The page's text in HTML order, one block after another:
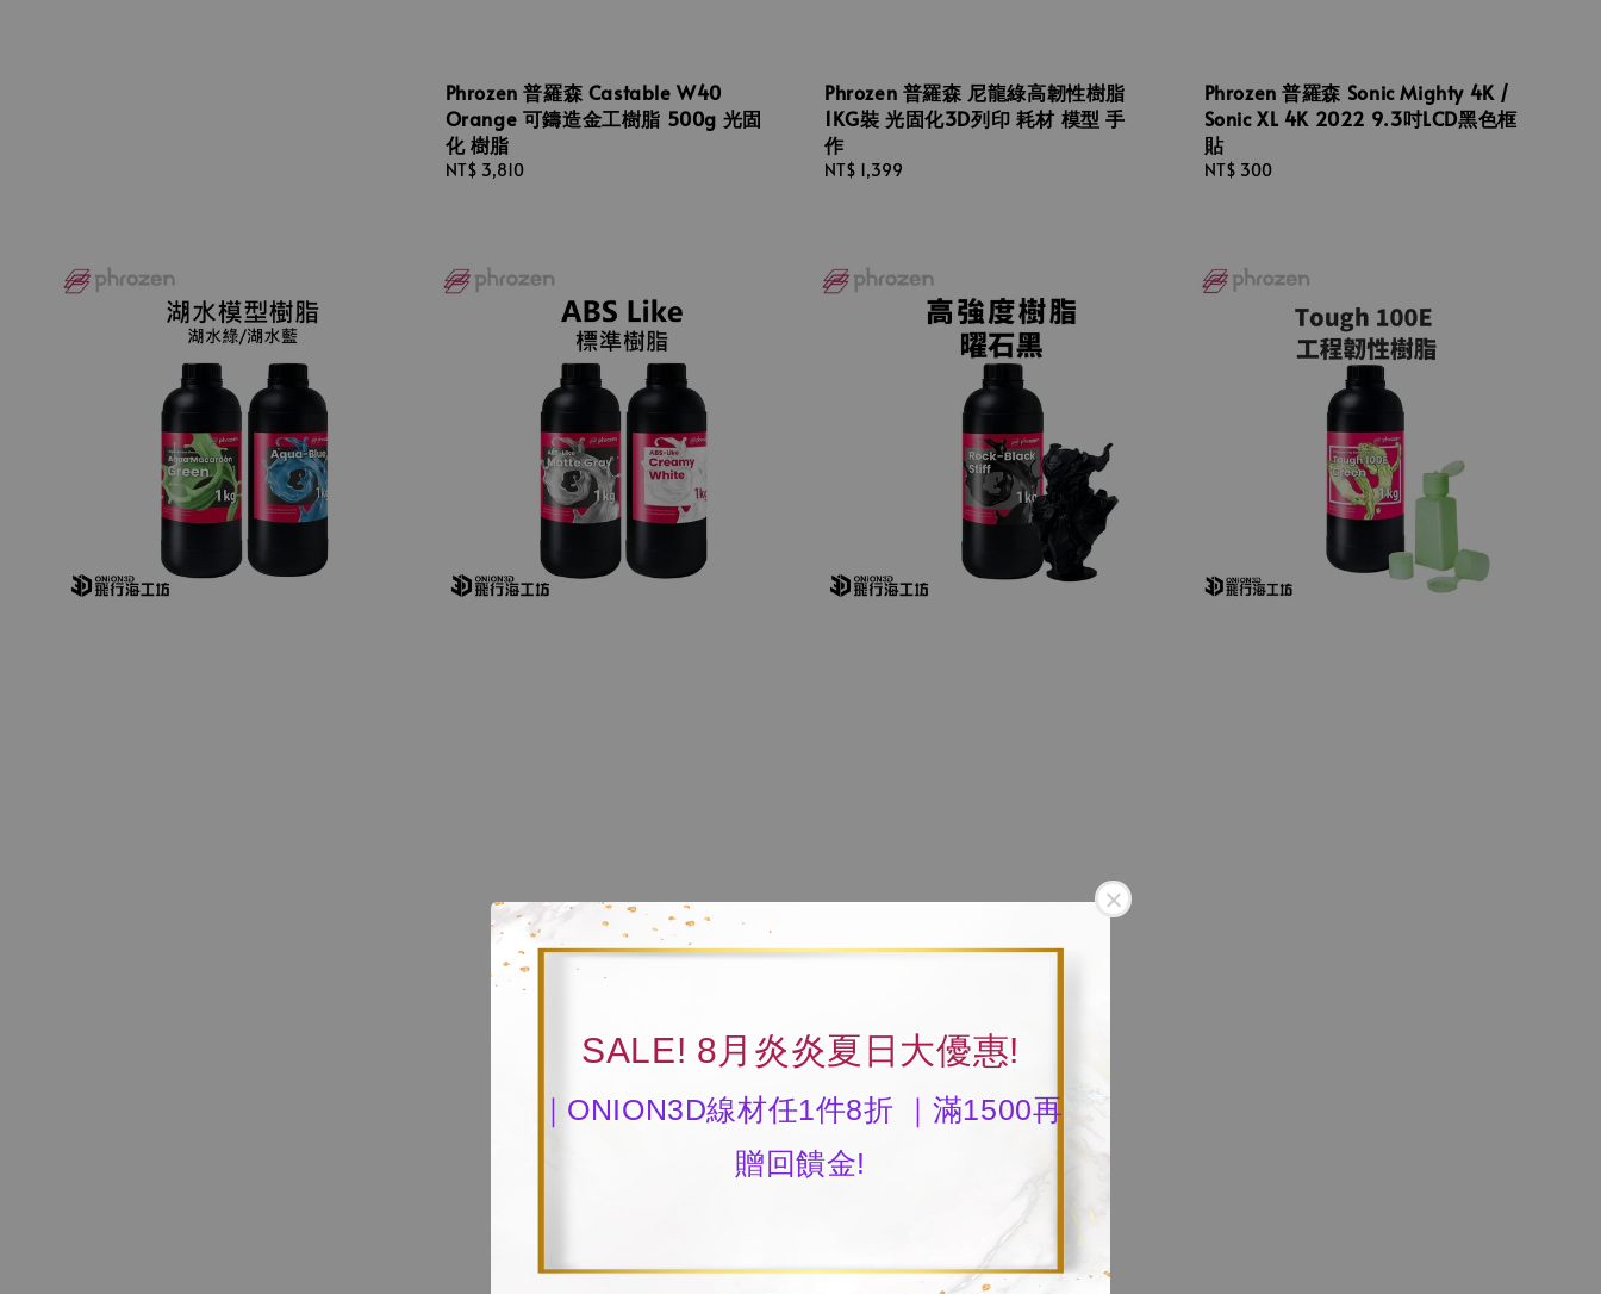
SALE! 8月炎炎夏日大優惠!
｜ONION3D線材任1件8折 ｜滿1500再
贈回饋金!
Phrozen 普羅森 Castable W40
Orange 可鑄造金工樹脂 500g 光固
化 樹脂
Regular
NT$ 3,810
Phrozen 普羅森 尼龍綠高韌性樹脂
1KG裝 光固化3D列印 耗材 模型 手
作
Regular
NT$ 1,399
Phrozen 普羅森 Sonic Mighty 4K /
Sonic XL 4K 2022 9.3吋LCD黑色框
貼
Regular
NT$ 300